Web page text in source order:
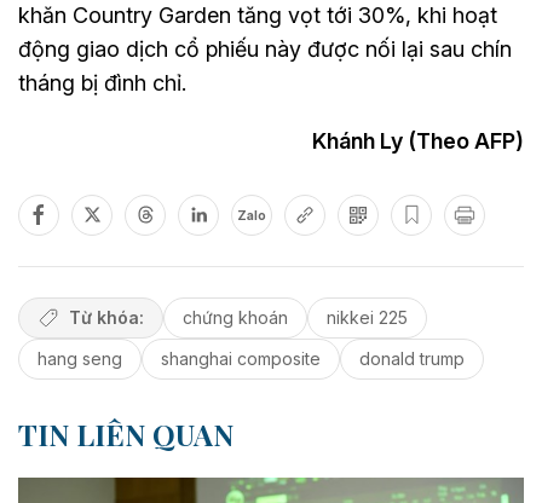
khăn Country Garden tăng vọt tới 30%, khi hoạt
động giao dịch cổ phiếu này được nối lại sau chín
tháng bị đình chỉ.
Khánh Ly (Theo AFP)
Zalo
Từ khóa: chứng khoán
nikkei 225
hang seng
shanghai composite donald trump
TIN LIÊN QUAN